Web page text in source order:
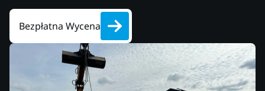
Bezpłatna Wycena